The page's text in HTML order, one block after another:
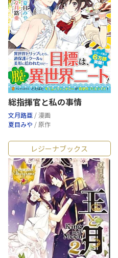
総指揮官と私の事情
文月路亜 / 漫画
夏目みや / 原作
レジーナブックス